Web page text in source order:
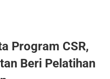
Program CSR,
Beri Pelatihan